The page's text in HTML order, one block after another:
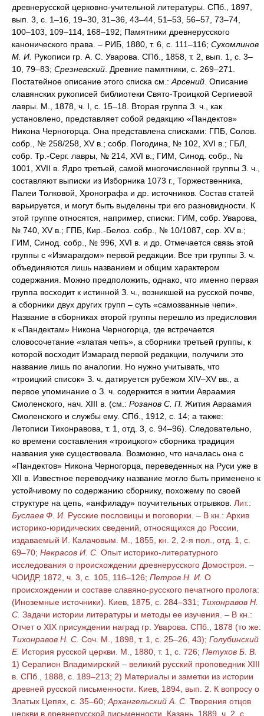
древнерусской церковно-учительной литературы. СПб., 1897,
вып. 3, с. 1–16, 19–30, 31–36, 43–44, 51–53, 56–57, 73–74,
100–103, 109–114, 168–192; Памятники древнерусского
канонического права. – РИБ, 1880, т. 6, с. 111–116; Сухомлинов
М. И. Рукописи гр. А. С. Уварова. СПб., 1858, т. 2, вып. 1, с. 3–
10, 79–83; Срезневский . Древние памятники, с. 269–271.
Постатейное описание этого списка см.: Арсений . Описание
славянских рукописей библиотеки Свято-Троицкой Сергиевой
лавры. М., 1878, ч. I, с. 15–18. Вторая группа З. ч., как
установлено, представляет собой редакцию «Пандектов»
Никона Черногорца. Она представлена списками: ГПБ, Солов.
собр., № 258/258, XV в.; собр. Погодина, № 102, XVI в.; ГБЛ,
собр. Тр.-Серг. лавры, № 214, XVI в.; ГИМ, Синод. собр., №
1001, XVII в. Ядро третьей, самой многочисленной группы З. ч.,
составляют выписки из Изборника 1073 г., Торжественника,
Палеи Толковой, Хронографа и др. источников. Состав статей
варьируется, и могут быть выделены три его разновидности. К
этой группе относятся, например, списки: ГИМ, собр. Уварова,
№ 740, XV в.; ГПБ, Кир.-Белоз. собр., № 10/1087, сер. XV в.;
ГИМ, Синод. собр., № 996, XVI в. и др. Отмечается связь этой
группы с «Измарагдом» первой редакции. Все три группы З. ч.
объединяются лишь названием и общим характером
содержания. Можно предположить, однако, что именно первая
группа восходит к истинной З. ч., возникшей на русской почве,
а сборники двух других групп – суть «самозванные чепи».
Название в сборниках второй группы перешло из предисловия
к «Пандектам» Никона Черногорца, где встречается
словосочетание «златая чепъ», а сборники третьей группы, к
которой восходит Измарагд первой редакции, получили это
название лишь по аналогии. Но нужно учитывать, что
«троицкий список» З. ч. датируется рубежом XIV–XV вв., а
первое упоминание о З. ч. содержится в житии Авраамия
Смоленского, нач. XIII в. (см.: Розанов С. П. Жития Авраамия
Смоленского и службы ему. СПб., 1912, с. 14; а также:
Летописи Тихонравова, т. 1, отд. 3, с. 94–96). Следовательно,
ко времени составления «троицкого» сборника традиция
названия уже существовала. Возможно, что началась она с
«Пандектов» Никона Черногорца, переведенных на Руси уже в
XII в. Известное переводчику название могло быть применено к
устойчивому по содержанию сборнику, похожему по своей
структуре на цепь, «анфиладу» поучительных отрывков. Лит.:
Буслаев Ф. И. Русские пословицы и поговорки. – В кн.: Архив
историко-юридических сведений, относящихся до России,
издаваемый И. Калачовым. М., 1855, кн. 2, 2-я пол., отд. 1, с.
69–70; Некрасов И. С. Опыт историко-литературного
исследования о происхождении древнерусского Домостроя. –
ЧОИДР, 1872, ч. 3, с. 105, 116–126; Петров Н. И. О
происхождении и составе славяно-русского печатного пролога:
(Иноземные источники). Киев, 1875, с. 284–331; Тихонравов Н.
С. Задачи истории литературы и методы ее изучения. – В кн.:
Отчет о XIX присуждении наград гр. Уварова. СПб., 1878 (то же:
Тихонравов Н. С. Соч. М., 1898, т. 1, с. 25–26, 43); Голубинский
Е. История русской церкви. М., 1880, т. 1, с. 726; Петухов Б. В.
1) Серапион Владимирский – великий русский проповедник XIII
в. СПб., 1888, с. 189–213; 2) Материалы и заметки из истории
древней русской письменности. Киев, 1894, вып. 2. К вопросу о
Златых Цепях, с. 35–60; Архангельский А. С. Творения отцов
церкви в древнерусской письменности. Казань, 1889, ч. 2, с.